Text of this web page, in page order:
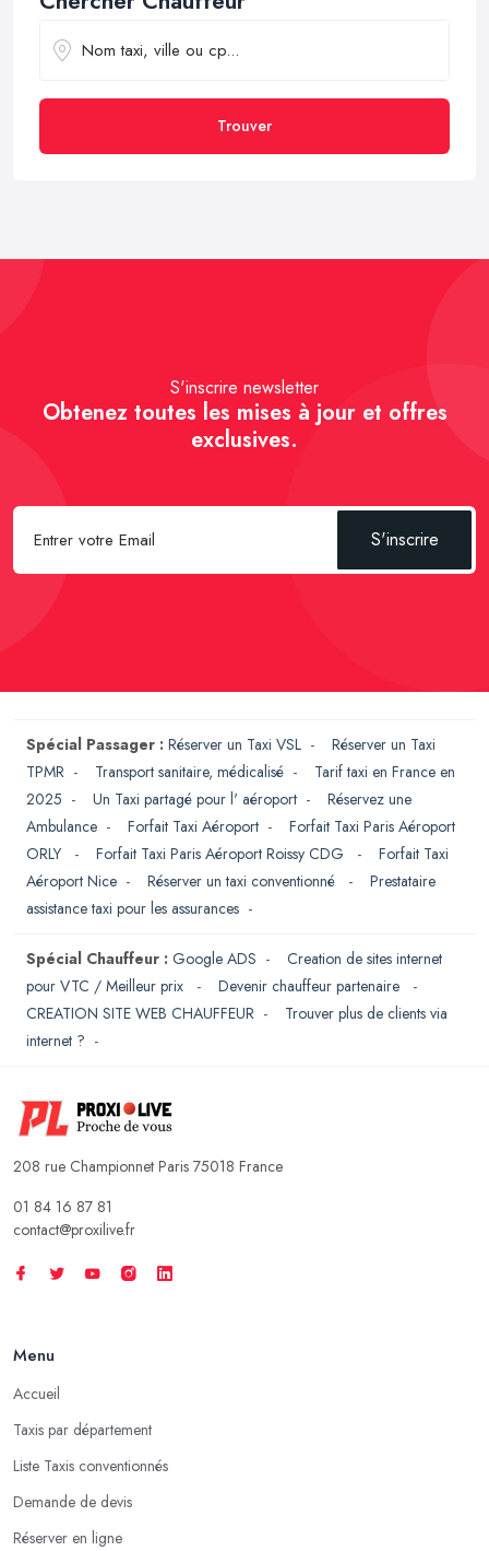
Trouver
S'inscrire newsletter
Obtenez toutes les mises à jour et offres
exclusives.
S'inscrire
Spécial Passager : Réserver un Taxi VSL - Réserver un Taxi
TPMR - Transport sanitaire, médicalisé - Tarif taxi en France en
2025 - Un Taxi partagé pour l' aéroport - Réservez une
Ambulance - Forfait Taxi Aéroport - Forfait Taxi Paris Aéroport
ORLY
- Forfait Taxi Paris Aéroport Roissy CDG - Forfait Taxi
Aéroport Nice - Réserver un taxi conventionné - Prestataire
assistance taxi pour les assurances -
Spécial Chauffeur : Google ADS - Creation de sites internet
pour VTC / Meilleur prix
- Devenir chauffeur partenaire
-
CREATION SITE WEB CHAUFFEUR - Trouver plus de clients via
internet ? -
208 rue Championnet Paris 75018 France
01 84 16 87 81
contact@proxilive.fr
Menu
Accueil
Taxis par département
Liste Taxis conventionnés
Demande de devis
Réserver en ligne